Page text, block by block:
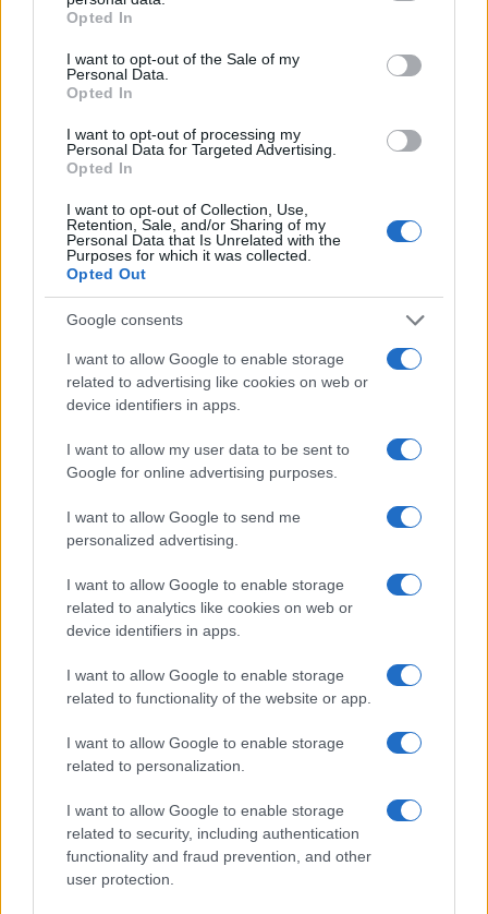
grant or deny consent to Google and its third-party tags to
use your data for below specified purposes in below Google
consent section.
Opted In
I want to opt-out of the Sale of my
Personal Data.
Opted In
I want to opt-out of processing my
Personal Data for Targeted Advertising.
Opted In
I want to opt-out of Collection, Use,
Retention, Sale, and/or Sharing of my
Personal Data that Is Unrelated with the
Purposes for which it was collected.
Opted Out
Google consents
I want to allow Google to enable storage
related to advertising like cookies on web or
device identifiers in apps.
I want to allow my user data to be sent to
Google for online advertising purposes.
I want to allow Google to send me
personalized advertising.
I want to allow Google to enable storage
related to analytics like cookies on web or
device identifiers in apps.
I want to allow Google to enable storage
related to functionality of the website or app.
I want to allow Google to enable storage
related to personalization.
I want to allow Google to enable storage
related to security, including authentication
functionality and fraud prevention, and other
user protection.
imprese.
Cristian Castiglioni
Cristian Castiglioni, veneziano, iniziò come
bacari e ricevuto centinaia di messaggi: quella
reazione spinse la sua trasformazione in
redattore. Cura contenuti amichevoli e porta in
redazione appunti fotografici di vaporetto e
cicchetti.
Continua a leggere